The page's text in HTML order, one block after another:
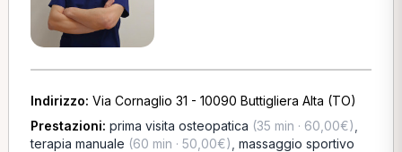
Indirizzo: Via Cornaglio 31 - 10090 Buttigliera Alta (TO)
Prestazioni: prima visita osteopatica (35 min · 60,00€)
terapia manuale (60 min · 50,00€) massaggio sportivo